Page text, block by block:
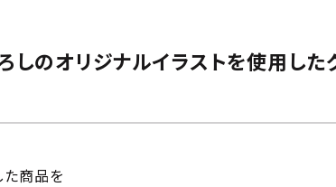
しのオリジナルイラストを使用し
た商品を